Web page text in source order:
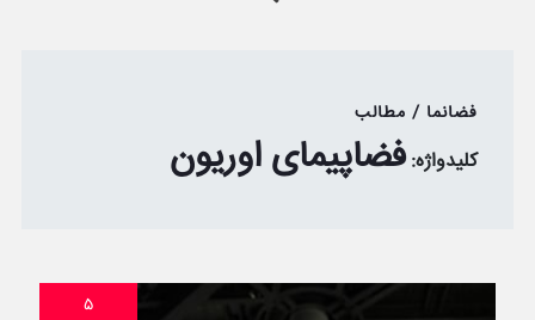
فضانما / مطالب
کلیدواژه: فضاپیمای اوریون
۵